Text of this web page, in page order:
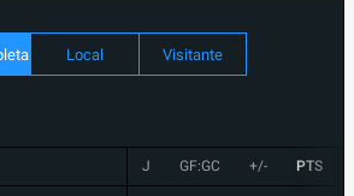
Local Visitante
J GF:GC +/- PTS